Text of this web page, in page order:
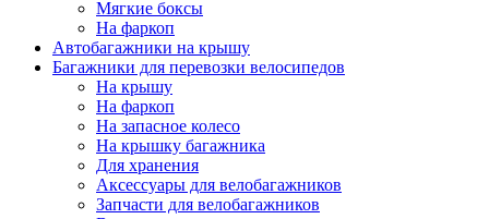
Мягкие боксы
На фаркоп
Автобагажники на крышу
Багажники для перевозки велосипедов
На крышу
На фаркоп
На запасное колесо
На крышку багажника
Для хранения
Аксессуары для велобагажников
Запчасти для велобагажников